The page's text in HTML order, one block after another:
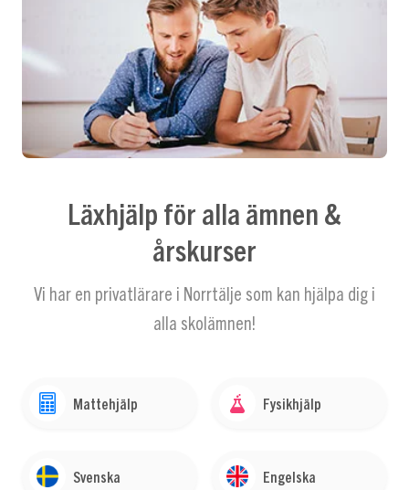
Läxhjälp för alla ämnen &
årskurser
Vi har en privatlärare i Norrtälje som kan hjälpa dig i
alla skolämnen!
Mattehjälp Fysikhjälp
Svenska Engelska